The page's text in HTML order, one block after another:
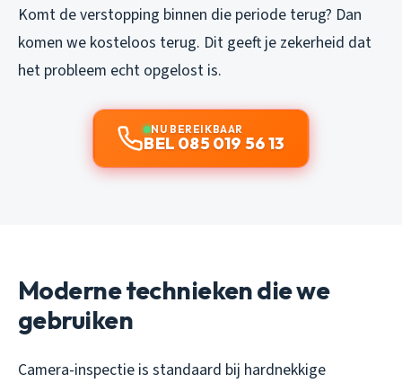
Komt de verstopping binnen die periode terug? Dan
komen we kosteloos terug. Dit geeft je zekerheid dat
het probleem echt opgelost is.
NU BEREIKBAAR
BEL 085 019 56 13
Moderne technieken die we
gebruiken
Camera-inspectie is standaard bij hardnekkige